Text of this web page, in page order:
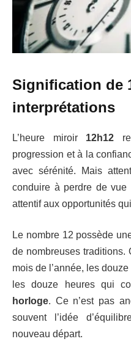
Signification de
interprétations
L’heure miroir 12h12
progression et à la
avec sérénité. Mais
conduire à perdre de vue
attentif aux opportunités
Le nombre 12 possède
de nombreuses traditions.
mois de l’année, les
les douze heures qui
horloge. Ce n’est pas
souvent l’idée
nouveau départ.